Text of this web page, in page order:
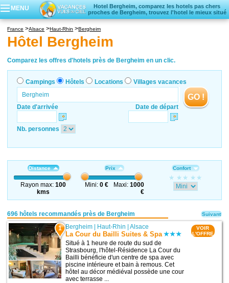
MENU
Hotel Bergheim, comparez les hotels pas chers
proches de Bergheim, trouvez l'hotel le mieux situé
Locations vacances
Villages vacances
France Alsace Haut-Rhin Bergheim
Hôtel Bergheim
Comparez les offres d'hotels près de Bergheim en un clic.
Campings Hôtels Locations Villages vacances
Date d'arrivée Date de départ
GO !
Nb. personnes
Distance
Rayon max:100
kms
Prix
Mini: 0 € Maxi:1000
€
Confort
696 hôtels recommandés près de Bergheim
1 Bergheim | Haut-Rhin |Alsace
La Cour du Bailli Suites & Spa
Situé à 1 heure de route du sud de
Strasbourg, l'hôtel-Résidence La Cour du
Bailli bénéficie d'un centre de spa avec
piscine intérieure et bain à remous. Cet
hôtel au décor médiéval possède une cour
avec terrasse ...
VOIR
L'OFFRE
Suivant